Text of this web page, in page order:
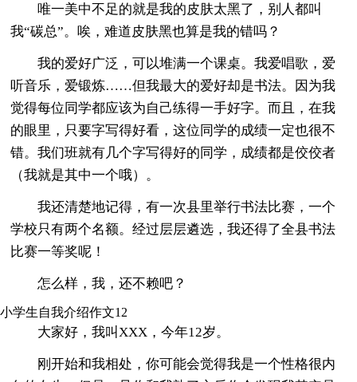
唯一美中不足的就是我的皮肤太黑了，别人都叫
我“碳总”。唉，难道皮肤黑也算是我的错吗？
我的爱好广泛，可以堆满一个课桌。我爱唱歌，爱
听音乐，爱锻炼……但我最大的爱好却是书法。因为我
觉得每位同学都应该为自己练得一手好字。而且，在我
的眼里，只要字写得好看，这位同学的成绩一定也很不
错。我们班就有几个字写得好的同学，成绩都是佼佼者
（我就是其中一个哦）。
我还清楚地记得，有一次县里举行书法比赛，一个
学校只有两个名额。经过层层遴选，我还得了全县书法
比赛一等奖呢！
怎么样，我，还不赖吧？
小学生自我介绍作文12
大家好，我叫XXX，今年12岁。
刚开始和我相处，你可能会觉得我是一个性格很内